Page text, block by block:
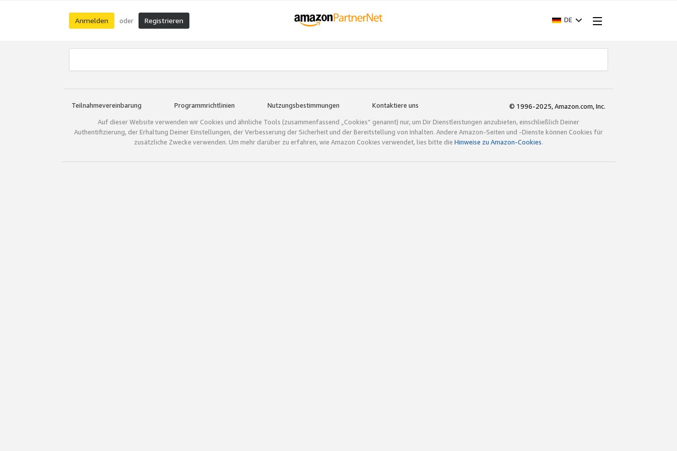
Anmelden oder Registrieren DE
Teilnahmevereinbarung Programmrichtlinien Nutzungsbestimmungen Kontaktiere uns
© 1996-2025, Amazon.com, Inc.
Auf dieser Website verwenden wir Cookies und ähnliche Tools (zusammenfassend „Cookies“ genannt) nur, um Dir Dienstleistungen anzubieten, einschließlich Deiner
Authentifizierung, der Erhaltung Deiner Einstellungen, der Verbesserung der Sicherheit und der Bereitstellung von Inhalten. Andere Amazon-Seiten und -Dienste können Cookies für
zusätzliche Zwecke verwenden. Um mehr darüber zu erfahren, wie Amazon Cookies verwendet, lies bitte die Hinweise zu Amazon-Cookies.